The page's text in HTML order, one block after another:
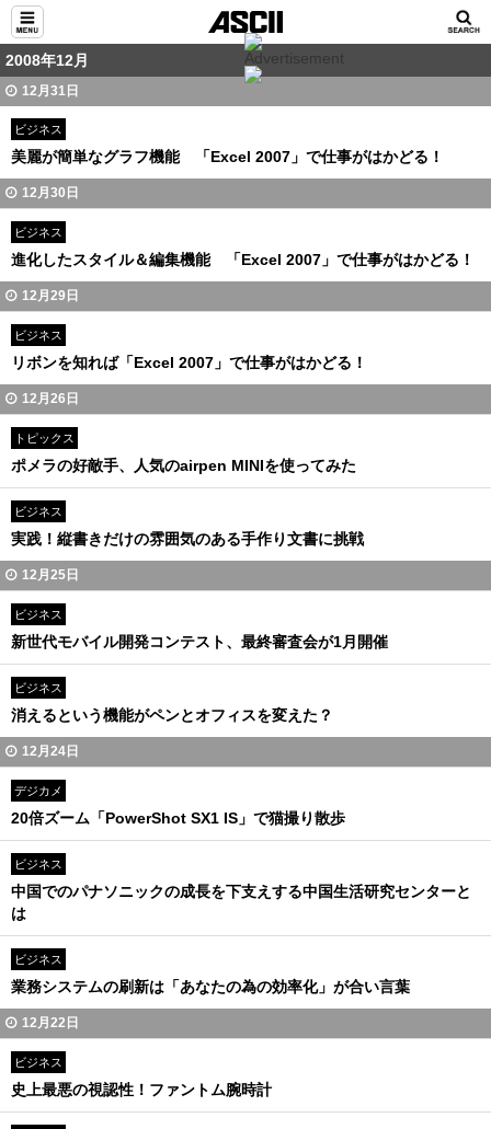
2008年12月
12月31日
ビジネス
美麗が簡単なグラフ機能 「Excel 2007」で仕事がはかどる！
12月30日
ビジネス
進化したスタイル＆編集機能 「Excel 2007」で仕事がはかどる！
12月29日
ビジネス
リボンを知れば「Excel 2007」で仕事がはかどる！
12月26日
トピックス
ポメラの好敵手、人気のairpen MINIを使ってみた
ビジネス
実践！縦書きだけの雰囲気のある手作り文書に挑戦
12月25日
ビジネス
新世代モバイル開発コンテスト、最終審査会が1月開催
ビジネス
消えるという機能がペンとオフィスを変えた？
12月24日
デジカメ
20倍ズーム「PowerShot SX1 IS」で猫撮り散歩
ビジネス
中国でのパナソニックの成長を下支えする中国生活研究センターと
は
ビジネス
業務システムの刷新は「あなたの為の効率化」が合い言葉
12月22日
ビジネス
史上最悪の視認性！ファントム腕時計